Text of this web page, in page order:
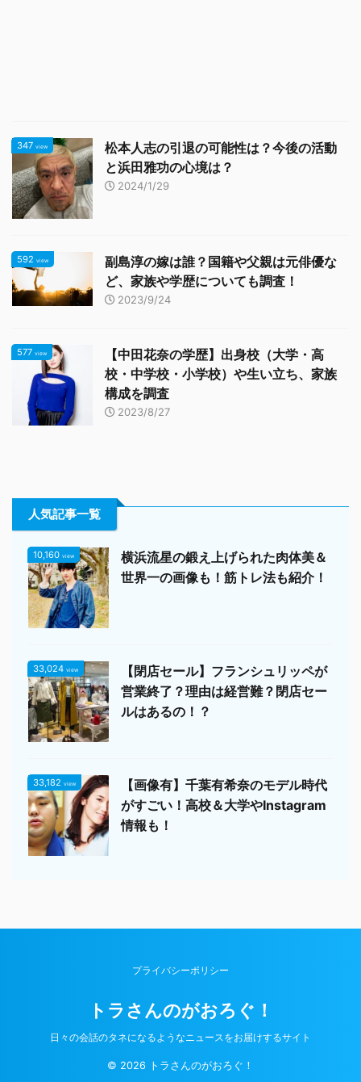
347 view
松本人志の引退の可能性は？今後の活動
と浜田雅功の心境は？
2024/1/29
592 view
副島淳の嫁は誰？国籍や父親は元俳優な
ど、家族や学歴についても調査！
2023/9/24
577 view
【中田花奈の学歴】出身校（大学・高
校・中学校・小学校）や生い立ち、家族
構成を調査
2023/8/27
人気記事一覧
10,160 view
横浜流星の鍛え上げられた肉体美＆
世界一の画像も！筋トレ法も紹介！
33,024 view
【閉店セール】フランシュリッペが
営業終了？理由は経営難？閉店セー
ルはあるの！？
33,182 view
【画像有】千葉有希奈のモデル時代
がすごい！高校＆大学やInstagram
情報も！
プライバシーポリシー
トラさんのがおろぐ！
日々の会話のタネになるようなニュースをお届けするサイト
© 2026 トラさんのがおろぐ！